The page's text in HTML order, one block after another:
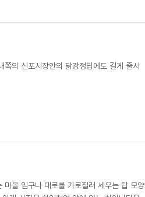
의 신포시장안의 닭강정딥에도 길게 줄서
마을 입구나 대로를 가로질러 세우는 탑 모양